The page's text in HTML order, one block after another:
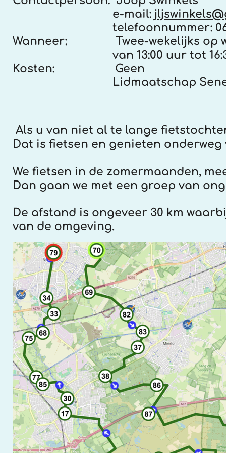
e-mail:
telefoonnummer:
Wanneer:
Twee-wekelijks op
van 13:00 uur tot
Kosten:
Geen
Lidmaatschap
Als u van niet al te lange
Dat is fietsen en genieten
We fietsen in de zomermaanden,
Dan gaan we met een groep van
De afstand is ongeveer 30 km
van de omgeving.